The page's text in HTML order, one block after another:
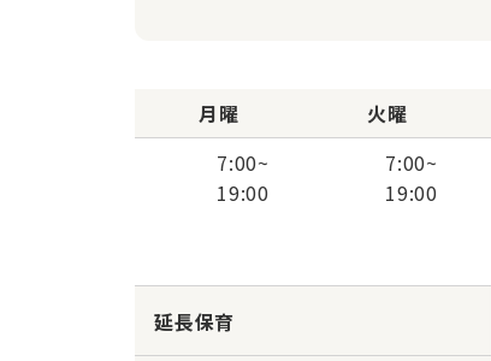
月曜
7:00~
19:00
火曜
7:00~
19:00
延長保育